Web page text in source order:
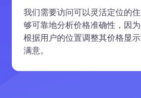
我们需要访问可以灵活定位的
够可靠地分析价格准确性，因
根据用户的位置调整其价格显
满意。